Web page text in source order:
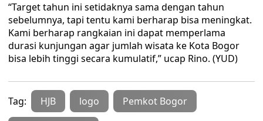
“Target tahun ini setidaknya sama dengan tahun
sebelumnya, tapi tentu kami berharap bisa meningkat.
Kami berharap rangkaian ini dapat memperlama
durasi kunjungan agar jumlah wisata ke Kota Bogor
bisa lebih tinggi secara kumulatif,” ucap Rino. (YUD)
Tag: HJB logo Pemkot Bogor